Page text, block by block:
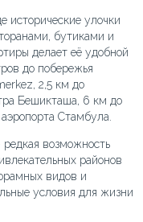
исторические улочки
бутиками и
делает её удобной
до побережья
2,5 км до
Бешикташа, 6 км до
Стамбула.
редкая возможность
районов
видов и
условия для жизни